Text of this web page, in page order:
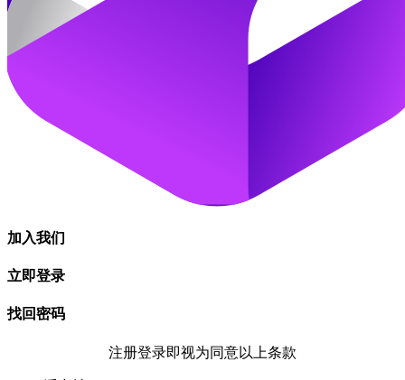
加入我们
立即登录
找回密码
注册登录即视为同意以上条款